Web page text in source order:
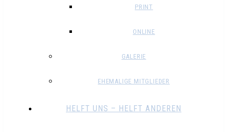
PRINT
ONLINE
GALERIE
EHEMALIGE MITGLIEDER
HELFT UNS – HELFT ANDEREN